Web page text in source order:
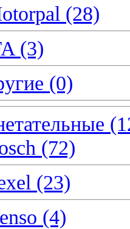
(28)
(3)
(0)
(72)
(23)
(4)